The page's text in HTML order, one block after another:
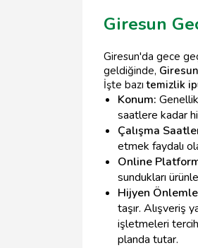
Giresun
Giresun'da gece
geldiğinde,
İşte bazıtemizlik ip
Konum:
saatlere kadar
Çalışma
etmek faydalı
Online
sundukları
Hijyen
taşır. Alışveriş
işletmeleri tercih
planda tutar.